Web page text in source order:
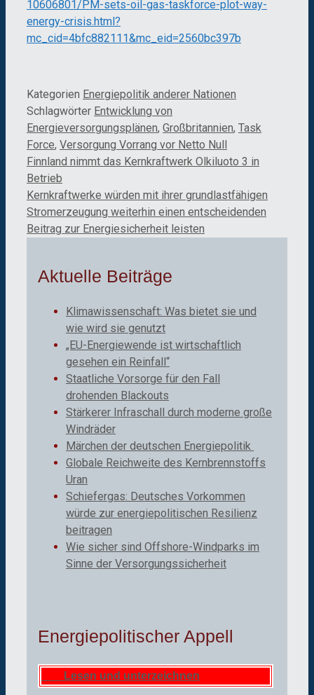
10606801/PM-sets-oil-gas-taskforce-plot-way-
energy-crisis.html?
mc_cid=4bfc882111&mc_eid=2560bc397b
Kategorien Energiepolitik anderer Nationen
Schlagwörter Entwicklung von
Energieversorgungsplänen, Großbritannien, Task
Force, Versorgung Vorrang vor Netto Null
Finnland nimmt das Kernkraftwerk Olkiluoto 3 in
Betrieb
Kernkraftwerke würden mit ihrer grundlastfähigen
Stromerzeugung weiterhin einen entscheidenden
Beitrag zur Energiesicherheit leisten
Aktuelle Beiträge
Klimawissenschaft: Was bietet sie und
wie wird sie genutzt
„EU-Energiewende ist wirtschaftlich
gesehen ein Reinfall“
Staatliche Vorsorge für den Fall
drohenden Blackouts
Stärkerer Infraschall durch moderne große
Windräder
Märchen der deutschen Energiepolitik
Globale Reichweite des Kernbrennstoffs
Uran
Schiefergas: Deutsches Vorkommen
würde zur energiepolitischen Resilienz
beitragen
Wie sicher sind Offshore-Windparks im
Sinne der Versorgungssicherheit
Energiepolitischer Appell
Lesen und unterzeichnen